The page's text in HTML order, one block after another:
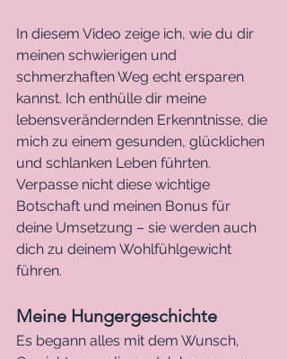
In diesem Video zeige ich, wie du dir
meinen schwierigen und
schmerzhaften Weg echt ersparen
kannst. Ich enthülle dir meine
lebensverändernden Erkenntnisse, die
mich zu einem gesunden, glücklichen
und schlanken Leben führten.
Verpasse nicht diese wichtige
Botschaft und meinen Bonus für
deine Umsetzung – sie werden auch
dich zu deinem Wohlfühlgewicht
führen.
Meine Hungergeschichte
Es begann alles mit dem Wunsch,